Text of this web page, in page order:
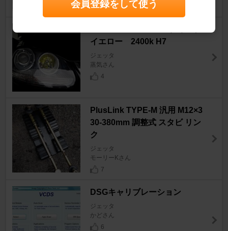
イエロー 2400k H7
ジェッタ
蒸気さん
4
PlusLink TYPE-M 汎用 M12×3
30-380mm 調整式 スタビ リン
ク
ジェッタ
モーリーKさん
7
DSGキャリブレーション
ジェッタ
かどさん
6
会員登録をして使う